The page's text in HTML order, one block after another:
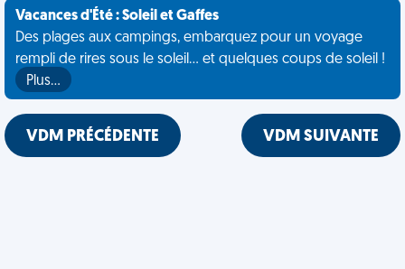
Vacances d'Été : Soleil et Gaffes
Des plages aux campings, embarquez pour un voyage
rempli de rires sous le soleil... et quelques coups de soleil !
Plus…
VDM PRÉCÉDENTE VDM SUIVANTE